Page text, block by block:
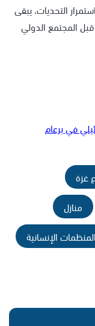
التحديات، يبقى
المجتمع الدولي
في برعام
غزة
منازل
المنظمات الإنسانية